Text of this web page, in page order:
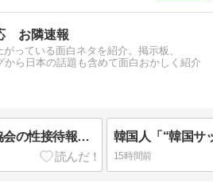
お隣速報
っている面白ネタを紹介。掲示板、
から日本の話題も含めて面白おかしく紹介
韓国人「韓国サッカー協会の性接待報道、海外でも大騒ぎに・・・2002年W杯4強の記録取り消しの声も」→「マジで国の恥だ」「2002年まで疑う価値がある」「国民や国が築いた国格をサッカー選手が足で蹴り飛ばすね」
15時間前